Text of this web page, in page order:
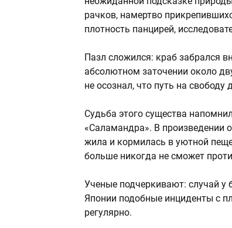
рачков, намертво
плотность панцирей,
Пазл сложился: краб забрался
абсолютном заточении около
не осознал, что путь на свободу
Судьба этого существа
«Саламандра». В произведении
жила и кормилась в уютной
больше никогда не сможет
Ученые подчеркивают: случай
Японии подобные инциденты с
регулярно.